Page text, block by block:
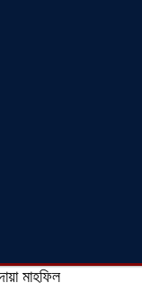
মাহফিল